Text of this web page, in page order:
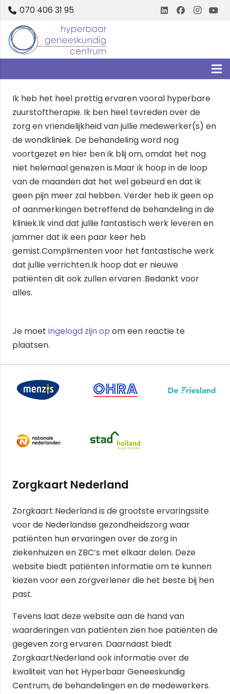
070 406 31 95
Ik heb het heel prettig ervaren vooral hyperbare
zuurstoftherapie. Ik ben heel tevreden over de
zorg en vriendelijkheid van jullie medewerker(s) en
de wondkliniek. De behandeling word nog
voortgezet en hier ben ik blij om, omdat het nog
niet helemaal genezen is.Maar ik hoop in de loop
van de maanden dat het wel gebeurd en dat ik
geen pijn meer zal hebben. Verder heb ik geen op
of aanmerkingen betreffend de behandeling in de
kliniek.Ik vind dat jullie fantastisch werk leveren en
jammer dat ik een paar keer heb
gemist.Complimenten voor het fantastische werk
dat jullie verrichten.Ik hoop dat er nieuwe
patiënten dit ook zullen ervaren .Bedankt voor
alles.
Je moet ingelogd zijn op om een reactie te
plaatsen.
Zorgkaart Nederland
Zorgkaart Nederland is de grootste ervaringssite
voor de Nederlandse gezondheidszorg waar
patiënten hun ervaringen over de zorg in
ziekenhuizen en ZBC’s met elkaar delen. Deze
website biedt patiënten informatie om te kunnen
kiezen voor een zorgverlener die het beste bij hen
past.
Tevens laat deze website aan de hand van
waarderingen van patiënten zien hoe patiënten de
gegeven zorg ervaren. Daarnaast biedt
ZorgkaartNederland ook informatie over de
kwaliteit van het Hyperbaar Geneeskundig
Centrum, de behandelingen en de medewerkers.